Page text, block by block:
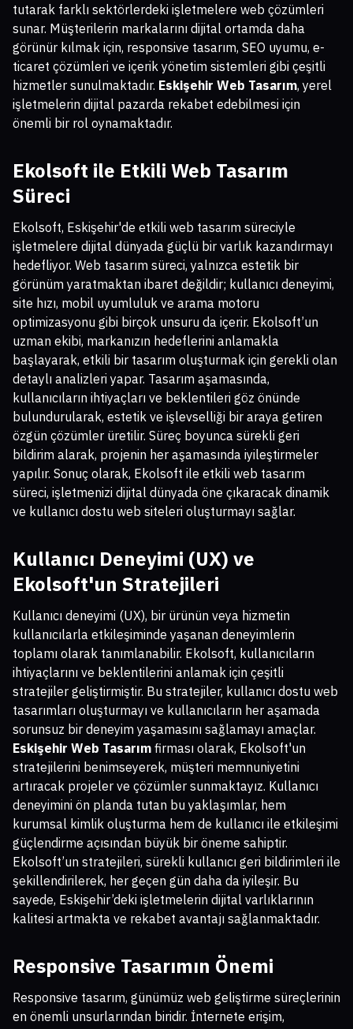
tutarak farklı sektörlerdeki işletmelere web çözümleri
sunar. Müşterilerin markalarını dijital ortamda daha
görünür kılmak için, responsive tasarım, SEO uyumu, e-
ticaret çözümleri ve içerik yönetim sistemleri gibi çeşitli
hizmetler sunulmaktadır. Eskişehir Web Tasarım, yerel
işletmelerin dijital pazarda rekabet edebilmesi için
önemli bir rol oynamaktadır.
Ekolsoft ile Etkili Web Tasarım
Süreci
Ekolsoft, Eskişehir'de etkili web tasarım süreciyle
işletmelere dijital dünyada güçlü bir varlık kazandırmayı
hedefliyor. Web tasarım süreci, yalnızca estetik bir
görünüm yaratmaktan ibaret değildir; kullanıcı deneyimi,
site hızı, mobil uyumluluk ve arama motoru
optimizasyonu gibi birçok unsuru da içerir. Ekolsoft’un
uzman ekibi, markanızın hedeflerini anlamakla
başlayarak, etkili bir tasarım oluşturmak için gerekli olan
detaylı analizleri yapar. Tasarım aşamasında,
kullanıcıların ihtiyaçları ve beklentileri göz önünde
bulundurularak, estetik ve işlevselliği bir araya getiren
özgün çözümler üretilir. Süreç boyunca sürekli geri
bildirim alarak, projenin her aşamasında iyileştirmeler
yapılır. Sonuç olarak, Ekolsoft ile etkili web tasarım
süreci, işletmenizi dijital dünyada öne çıkaracak dinamik
ve kullanıcı dostu web siteleri oluşturmayı sağlar.
Kullanıcı Deneyimi (UX) ve
Ekolsoft'un Stratejileri
Kullanıcı deneyimi (UX), bir ürünün veya hizmetin
kullanıcılarla etkileşiminde yaşanan deneyimlerin
toplamı olarak tanımlanabilir. Ekolsoft, kullanıcıların
ihtiyaçlarını ve beklentilerini anlamak için çeşitli
stratejiler geliştirmiştir. Bu stratejiler, kullanıcı dostu web
tasarımları oluşturmayı ve kullanıcıların her aşamada
sorunsuz bir deneyim yaşamasını sağlamayı amaçlar.
Eskişehir Web Tasarım firması olarak, Ekolsoft'un
stratejilerini benimseyerek, müşteri memnuniyetini
artıracak projeler ve çözümler sunmaktayız. Kullanıcı
deneyimini ön planda tutan bu yaklaşımlar, hem
kurumsal kimlik oluşturma hem de kullanıcı ile etkileşimi
güçlendirme açısından büyük bir öneme sahiptir.
Ekolsoft’un stratejileri, sürekli kullanıcı geri bildirimleri ile
şekillendirilerek, her geçen gün daha da iyileşir. Bu
sayede, Eskişehir’deki işletmelerin dijital varlıklarının
kalitesi artmakta ve rekabet avantajı sağlanmaktadır.
Responsive Tasarımın Önemi
Responsive tasarım, günümüz web geliştirme süreçlerinin
en önemli unsurlarından biridir. İnternete erişim,